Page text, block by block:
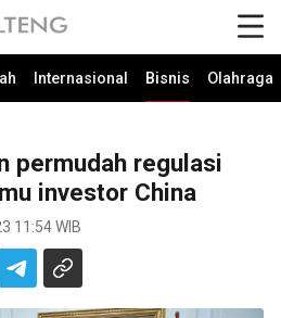
Internasional Bisnis Olahraga
permudah regulasi
investor China
11:54 WIB